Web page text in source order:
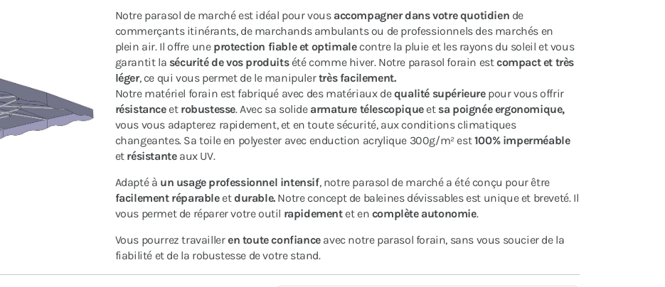
Notre parasol de marché est idéal pour vous accompagner dans votre quotidien de
commerçants itinérants, de marchands ambulants ou de professionnels des marchés en
plein air. Il offre une protection fiable et optimalecontre la pluie et les rayons du soleil et vous
garantit la sécurité de vos produitsété comme hiver. Notre parasol forain estcompact et très
léger, ce qui vous permet de le manipulertrès facilement.
Notre matériel forain est fabriqué avec des matériaux dequalité supérieurepour vous offrir
résistanceet robustesse. Avec sa solide armature télescopiqueet sa poignée ergonomique,
vous vous adapterez rapidement, et en toute sécurité, aux conditions climatiques
changeantes. Sa toile en polyester avec enduction acrylique 300g/m² est100% imperméable
et résistanteaux UV.
Adapté à un usage professionnel intensif, notre parasol de marché a été conçu pour être
facilement réparableetdurable. Notre concept de baleines dévissables est unique et breveté. Il
vous permet de réparer votre outil rapidementet en complète autonomie.
Vous pourrez travailleren toute confianceavec notre parasol forain, sans vous soucier de la
fiabilité et de la robustesse de votre stand.